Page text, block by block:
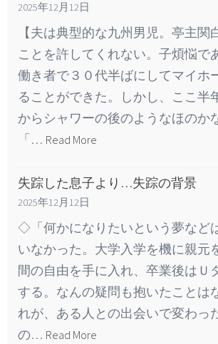
2025年12月12日
【夫は典型的な九州男児。亭主関
ことを許してくれない。子煩悩で
働き者で３０代半ばにしてマイホ
ることができた。しかし、ここ半
からシャワーの後のようなほのか
「… Read More
失踪した息子より…失踪の背景
2025年12月12日
◇「何かになりたいという夢など
いなかった。大学入学を機に親元
間の自由を手に入れ、卒業後はＵ
する。なんの疑問も抱いたことは
れが、ある人との出会いで変わっ
の… Read More